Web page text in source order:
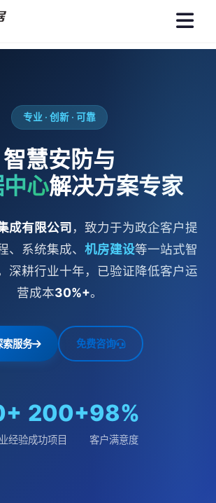
菜
专业 · 创新 · 可靠
智慧安防与
心解决方案专家
成有限公司 ，致力于为政企客户提
、系统集成、 机房建设等一站式智
深耕行业十年，已验证降低客户运
营成本30%+。
索服务 免费咨询
经验
200+
成功项目
98%
客户满意度